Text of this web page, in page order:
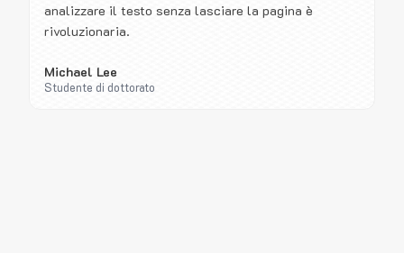
analizzare il testo senza lasciare la pagina è
rivoluzionaria.
Michael Lee
Studente di dottorato